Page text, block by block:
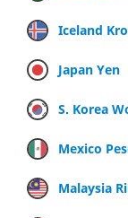
Iceland
Japan Yen
S. Korea
Mexico
Malaysia